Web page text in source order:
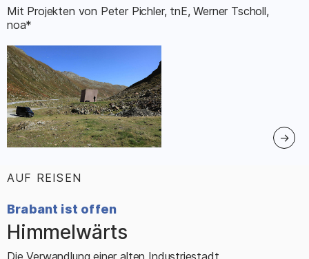
Mit Projekten von Peter Pichler, tnE, Werner Tscholl,
noa*
AUF REISEN
Brabant ist offen
–
Himmelwärts
Die Verwandlung einer alten Industriestadt